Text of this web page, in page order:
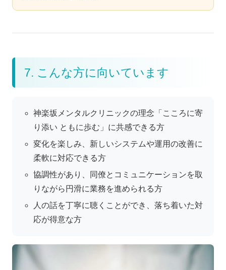
7. こんな方に向いています
神楽坂メンタルクリニックの理念「こころに寄
り添い ともに歩む」に共感できる方
変化を楽しみ、新しいシステムや運用の改善に
柔軟に対応できる方
協調性があり、同僚とコミュニケーションを取
りながら円滑に業務を進められる方
人の話を丁寧に聴くことができ、落ち着いた対
応が得意な方